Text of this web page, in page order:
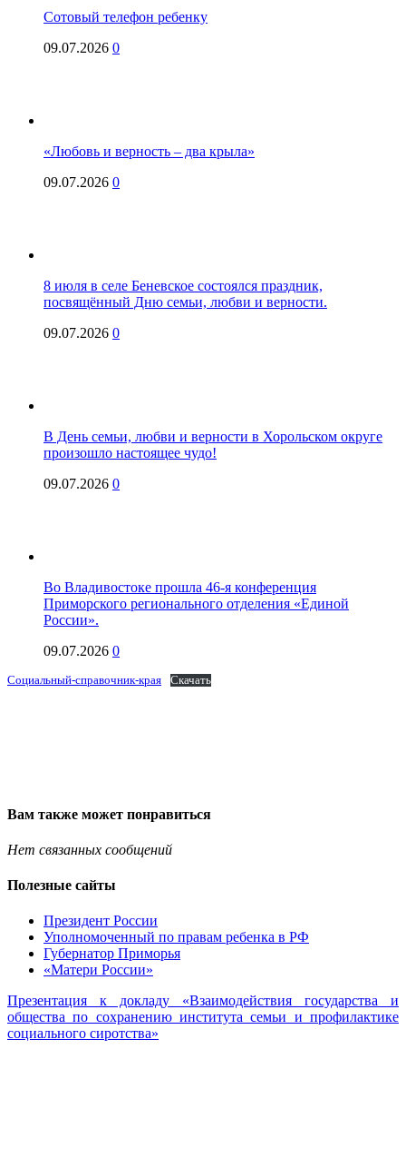
Сотовый телефон ребенку
09.07.2026 0
«Любовь и верность – два крыла»
09.07.2026 0
8 июля в селе Беневское состоялся праздник,
посвящённый Дню семьи, любви и верности.
09.07.2026 0
В День семьи, любви и верности в Хорольском округе
произошло настоящее чудо!
09.07.2026 0
Во Владивостоке прошла 46-я конференция
Приморского регионального отделения «Единой
России».
09.07.2026 0
Социальный-справочник-края Скачать
Вам также может понравиться
Нет связанных сообщений
Полезные сайты
Президент России
Уполномоченный по правам ребенка в РФ
Губернатор Приморья
«Матери России»
Презентация к докладу «Взаимодействия государства и
общества по сохранению института семьи и профилактике
социального сиротства»